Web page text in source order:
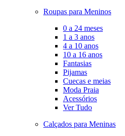
Roupas para Meninos
0 a 24 meses
1 a 3 anos
4 a 10 anos
10 a 16 anos
Fantasias
Pijamas
Cuecas e meias
Moda Praia
Acessórios
Ver Tudo
Calçados para Meninas